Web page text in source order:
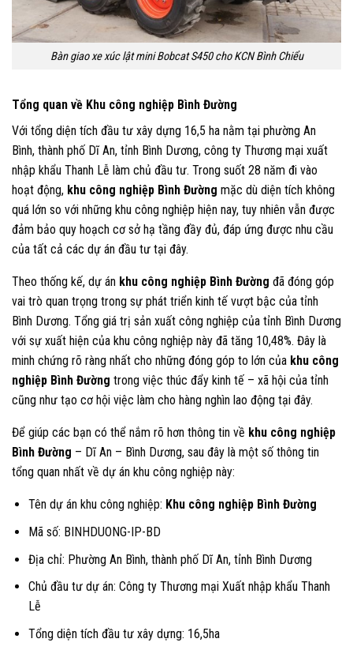
Bàn giao xe xúc lật mini Bobcat S450 cho KCN Bình Chiểu
Tổng quan về Khu công nghiệp Bình Đường
Với tổng diện tích đầu tư xây dựng 16,5 ha nằm tại phường An
Bình, thành phố Dĩ An, tỉnh Bình Dương, công ty Thương mại xuất
nhập khẩu Thanh Lễ làm chủ đầu tư. Trong suốt 28 năm đi vào
hoạt động, khu công nghiệp Bình Đường mặc dù diện tích không
quá lớn so với những khu công nghiệp hiện nay, tuy nhiên vẫn được
đảm bảo quy hoạch cơ sở hạ tầng đầy đủ, đáp ứng được nhu cầu
của tất cả các dự án đầu tư tại đây.
Theo thống kế, dự án khu công nghiệp Bình Đường đã đóng góp
vai trò quan trọng trong sự phát triển kinh tế vượt bậc của tỉnh
Bình Dương. Tổng giá trị sản xuất công nghiệp của tỉnh Bình Dương
với sự xuất hiện của khu công nghiệp này đã tăng 10,48%. Đây là
minh chứng rõ ràng nhất cho những đóng góp to lớn của khu công
nghiệp Bình Đường trong việc thúc đẩy kinh tế – xã hội của tỉnh
cũng như tạo cơ hội việc làm cho hàng nghìn lao động tại đây.
Để giúp các bạn có thể nắm rõ hơn thông tin về khu công nghiệp
Bình Đường – Dĩ An – Bình Dương, sau đây là một số thông tin
tổng quan nhất về dự án khu công nghiệp này:
Tên dự án khu công nghiệp: Khu công nghiệp Bình Đường
Mã số: BINHDUONG-IP-BD
Địa chỉ: Phường An Bình, thành phố Dĩ An, tỉnh Bình Dương
Chủ đầu tư dự án: Công ty Thương mại Xuất nhập khẩu Thanh
Lễ
Tổng diện tích đầu tư xây dựng: 16,5ha